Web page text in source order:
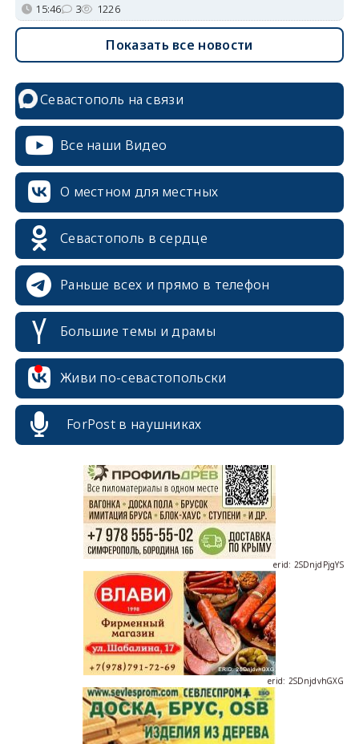
15:46 3 1226
Показать все новости
Севастополь на связи
Все наши Видео
О местном для местных
Севастополь в сердце
Раньше всех и прямо в телефон
Большие темы и драмы
Живи по-севастопольски
ForPost в наушниках
erid: 2SDnjcrDNw6
erid: 2SDnjdPjgYS
erid: 2SDnjdvhGXG